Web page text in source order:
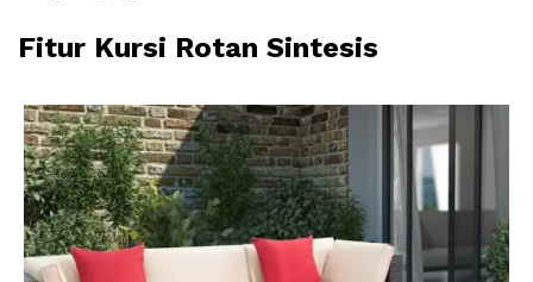
Fitur Kursi Rotan Sintesis